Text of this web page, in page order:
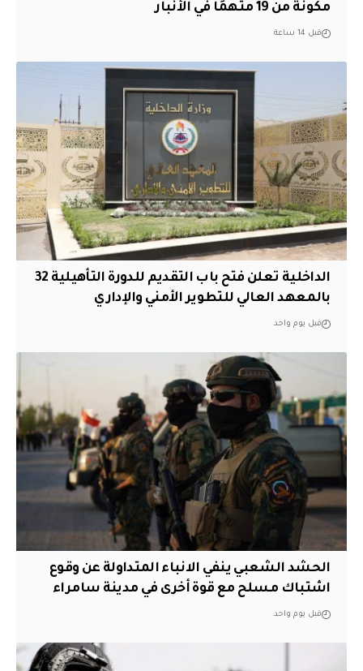
مكونة من 19 متهمًا في الأنبار
قبل 14 ساعة
الداخلية تعلن فتح باب التقديم للدورة التأهيلية 32
بالمعهد العالي للتطوير الأمني والإداري
قبل يوم واحد
الحشد الشعبي ينفي الانباء المتداولة عن وقوع
اشتباك مسلح مع قوة أخرى في مدينة سامراء
قبل يوم واحد